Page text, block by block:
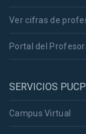
Ver cifras de
Portal del
SERVICIOS PUCP
Campus Virtual